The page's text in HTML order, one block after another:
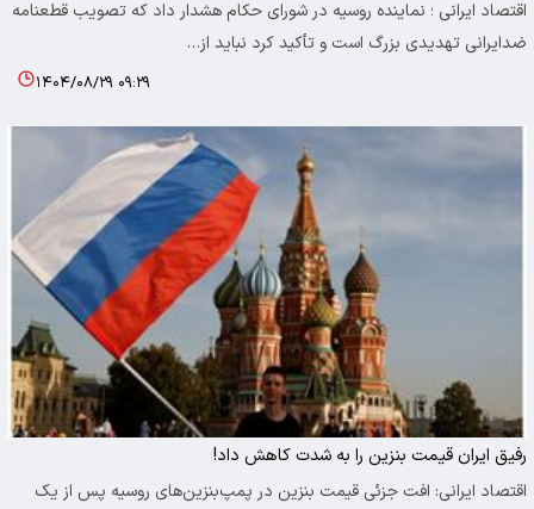
اقتصاد ایرانی ؛ نماینده روسیه در شورای حکام هشدار داد که تصویب قطعنامه
ضدایرانی تهدیدی بزرگ است و تأکید کرد نباید از…
۱۴۰۴/۰۸/۲۹ ۰۹:۲۹
رفیق ایران قیمت بنزین را به شدت کاهش داد!
اقتصاد ایرانی: افت جزئی قیمت بنزین در پمپ‌بنزین‌های روسیه پس از یک